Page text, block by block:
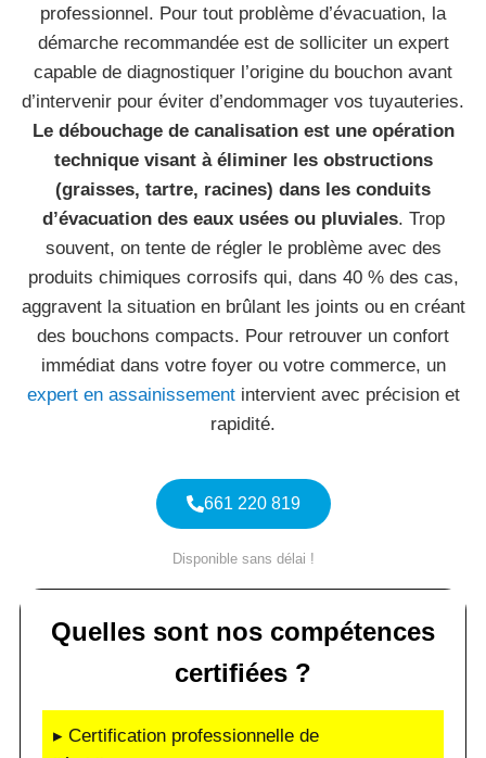
professionnel. Pour tout problème d’évacuation, la
démarche recommandée est de solliciter un expert
capable de diagnostiquer l’origine du bouchon avant
d’intervenir pour éviter d’endommager vos tuyauteries.
Le débouchage de canalisation est une opération
technique visant à éliminer les obstructions
(graisses, tartre, racines) dans les conduits
d’évacuation des eaux usées ou pluviales. Trop
souvent, on tente de régler le problème avec des
produits chimiques corrosifs qui, dans 40 % des cas,
aggravent la situation en brûlant les joints ou en créant
des bouchons compacts. Pour retrouver un confort
immédiat dans votre foyer ou votre commerce, un
expert en assainissementintervient avec précision et
rapidité.
661 220 819
Disponible sans délai !
Quelles sont nos compétences
certifiées ?
▸ Certification professionnelle de